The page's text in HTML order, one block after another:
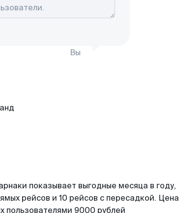
Вы
показывает выгодные месяца в году,
рейсов и 10 рейсов с пересадкой. Цена
пользователями 9000 рублей